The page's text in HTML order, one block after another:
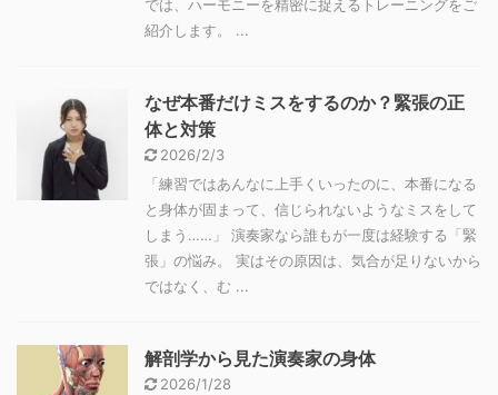
では、ハーモニーを精密に捉えるトレーニングをご
紹介します。 ...
なぜ本番だけミスをするのか？緊張の正
体と対策
2026/2/3
「練習ではあんなに上手くいったのに、本番になる
と身体が固まって、信じられないようなミスをして
しまう……」 演奏家なら誰もが一度は経験する「緊
張」の悩み。 実はその原因は、気合が足りないから
ではなく、む ...
解剖学から見た演奏家の身体
2026/1/28